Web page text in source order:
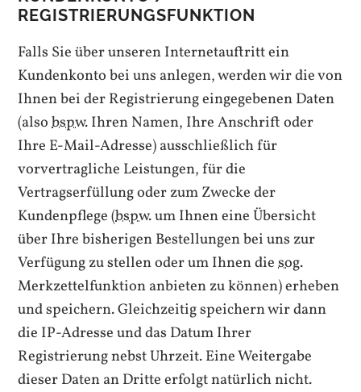
REGISTRIERUNGSFUNKTION
Falls Sie über unseren Internetauftritt ein
Kundenkonto bei uns anlegen, werden wir die von
Ihnen bei der Registrierung eingegebenen Daten
(alsobspw.Ihren Namen, Ihre Anschrift oder
Ihre E-Mail-Adresse) ausschließlich für
vorvertragliche Leistungen, für die
Vertragserfüllung oder zum Zwecke der
Kundenpflege (bspw.um Ihnen eine Übersicht
über Ihre bisherigen Bestellungen bei uns zur
Verfügung zu stellen oder um Ihnen diesog.
Merkzettelfunktion anbieten zu können) erheben
und speichern. Gleichzeitig speichern wir dann
die IP-Adresse und das Datum Ihrer
Registrierung nebst Uhrzeit. Eine Weitergabe
dieser Daten an Dritte erfolgt natürlich nicht.